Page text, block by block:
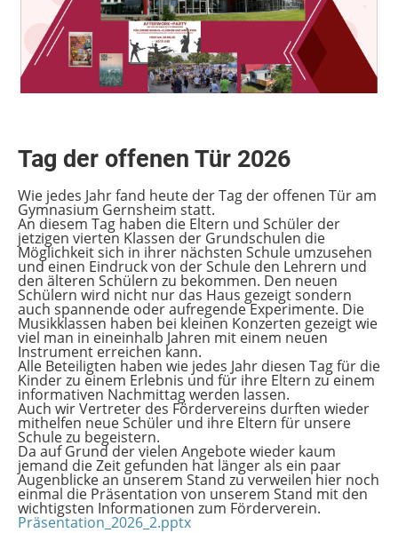
Tag der offenen Tür 2026
Wie jedes Jahr fand heute der Tag der offenen Tür am
Gymnasium Gernsheim statt.
An diesem Tag haben die Eltern und Schüler der
jetzigen vierten Klassen der Grundschulen die
Möglichkeit sich in ihrer nächsten Schule umzusehen
und einen Eindruck von der Schule den Lehrern und
den älteren Schülern zu bekommen. Den neuen
Schülern wird nicht nur das Haus gezeigt sondern
auch spannende oder aufregende Experimente. Die
Musikklassen haben bei kleinen Konzerten gezeigt wie
viel man in eineinhalb Jahren mit einem neuen
Instrument erreichen kann.
Alle Beteiligten haben wie jedes Jahr diesen Tag für die
Kinder zu einem Erlebnis und für ihre Eltern zu einem
informativen Nachmittag werden lassen.
Auch wir Vertreter des Fördervereins durften wieder
mithelfen neue Schüler und ihre Eltern für unsere
Schule zu begeistern.
Da auf Grund der vielen Angebote wieder kaum
jemand die Zeit gefunden hat länger als ein paar
Augenblicke an unserem Stand zu verweilen hier noch
einmal die Präsentation von unserem Stand mit den
wichtigsten Informationen zum Förderverein.
Präsentation_2026_2.pptx